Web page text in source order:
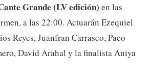
Grande (LV edición) en las
a las 22:00. Actuarán Ezequiel
Reyes, Juanfran Carrasco, Paco
David Arahal y la finalista Aniya